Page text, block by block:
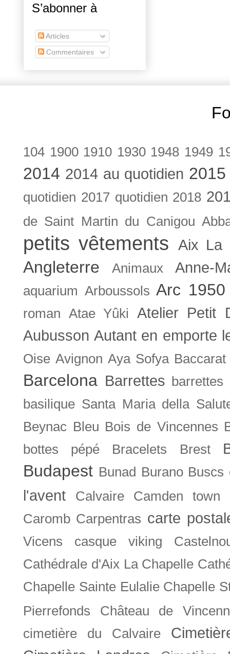
S’abonner à
Articles
Commentaires
104 1900 1910 1930 1948 1949
2014 2014 au quotidien
quotidien 2017 quotidien 2018
de Saint Martin du Canigou
petits vêtements Aix La
Angleterre Animaux Anne-
aquarium Arboussols Arc 1950
roman Atae Yûki
Atelier Petit
Aubusson Autant en emporte
Oise Avignon Aya Sofya Baccarat
Barcelona Barrettes barrettes
basilique Santa Maria della
Beynac Bleu Bois de Vincennes
bottes pépé
Bracelets Brest
Budapest Bunad Burano Buscs
l'avent Calvaire Camden town
Caromb Carpentras carte
Vicens casque viking
Cathédrale d'Aix La Chapelle
Chapelle Sainte Eulalie Chapelle
Pierrefonds
Château de
cimetière du Calvaire